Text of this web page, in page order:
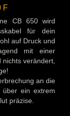
F
CB 650 wird
für dein
auf Druck und
mit einer
verändert,
an die
über ein extrem
präzise.